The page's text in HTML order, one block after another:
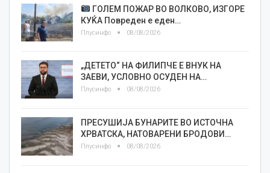
ГОЛЕМ ПОЖАР ВО ВОЛКОВО, ИЗГОРЕ
КУЌА Повреден е еден…
Плусинфо 08/08/2026
„ДЕТЕТО“ НА ФИЛИПЧЕ Е ВНУК НА
ЗАЕВИ, УСЛОВНО ОСУДЕН НА…
Плусинфо 08/08/2026
ПРЕСУШИЈА БУНАРИТЕ ВО ИСТОЧНА
ХРВАТСКА, НАТОВАРЕНИ БРОДОВИ…
Плусинфо 08/08/2026